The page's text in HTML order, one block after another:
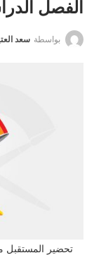
الفصل الدراسي
بواسطة سعد
تحضير المستقبل